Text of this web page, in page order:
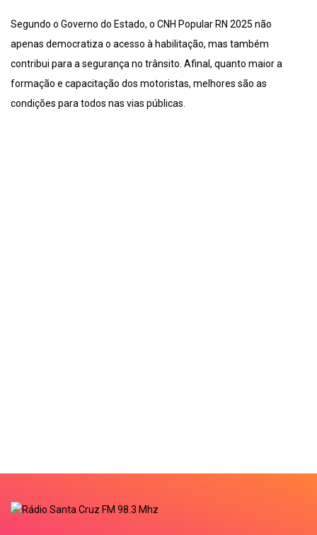
Segundo o Governo do Estado, o CNH Popular RN 2025 não
apenas democratiza o acesso à habilitação, mas também
contribui para a segurança no trânsito. Afinal, quanto maior a
formação e capacitação dos motoristas, melhores são as
condições para todos nas vias públicas.